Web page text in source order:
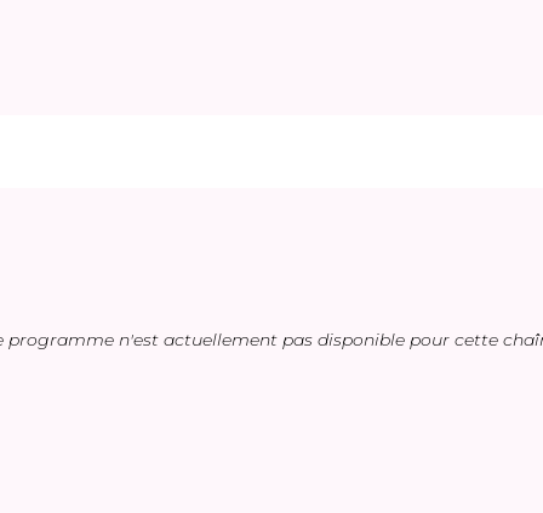
programme n'est actuellement pas disponible pour cette